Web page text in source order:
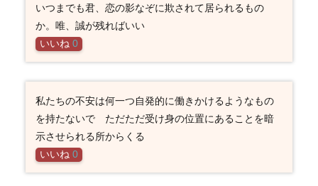
いつまでも君、恋の影なぞに欺されて居られるもの
か。唯、誠が残ればいい
いいね 0
私たちの不安は何一つ自発的に働きかけるようなもの
を持たないで ただただ受け身の位置にあることを暗
示させられる所からくる
いいね 0